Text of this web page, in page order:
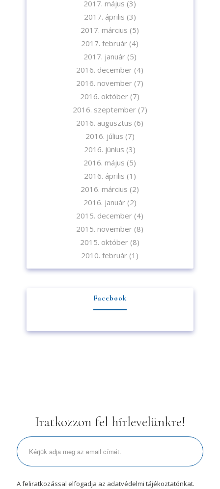
2017. május (3)
2017. április (3)
2017. március (5)
2017. február (4)
2017. január(5)
2016. december (4)
2016. november (7)
2016. október (7)
2016. szeptember(7)
2016. augusztus (6)
2016. július (7)
2016. június (3)
2016. május (5)
2016. április (1)
2016. március (2)
2016. január(2)
2015. december (4)
2015. november (8)
2015. október (8)
2010. február (1)
Facebook
Iratkozzon fel hírlevelünkre!
A feliratkozással elfogadja az adatvédelmi tájékoztatónkat.